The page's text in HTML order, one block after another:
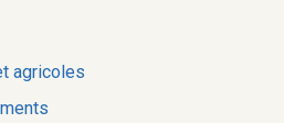
agricoles